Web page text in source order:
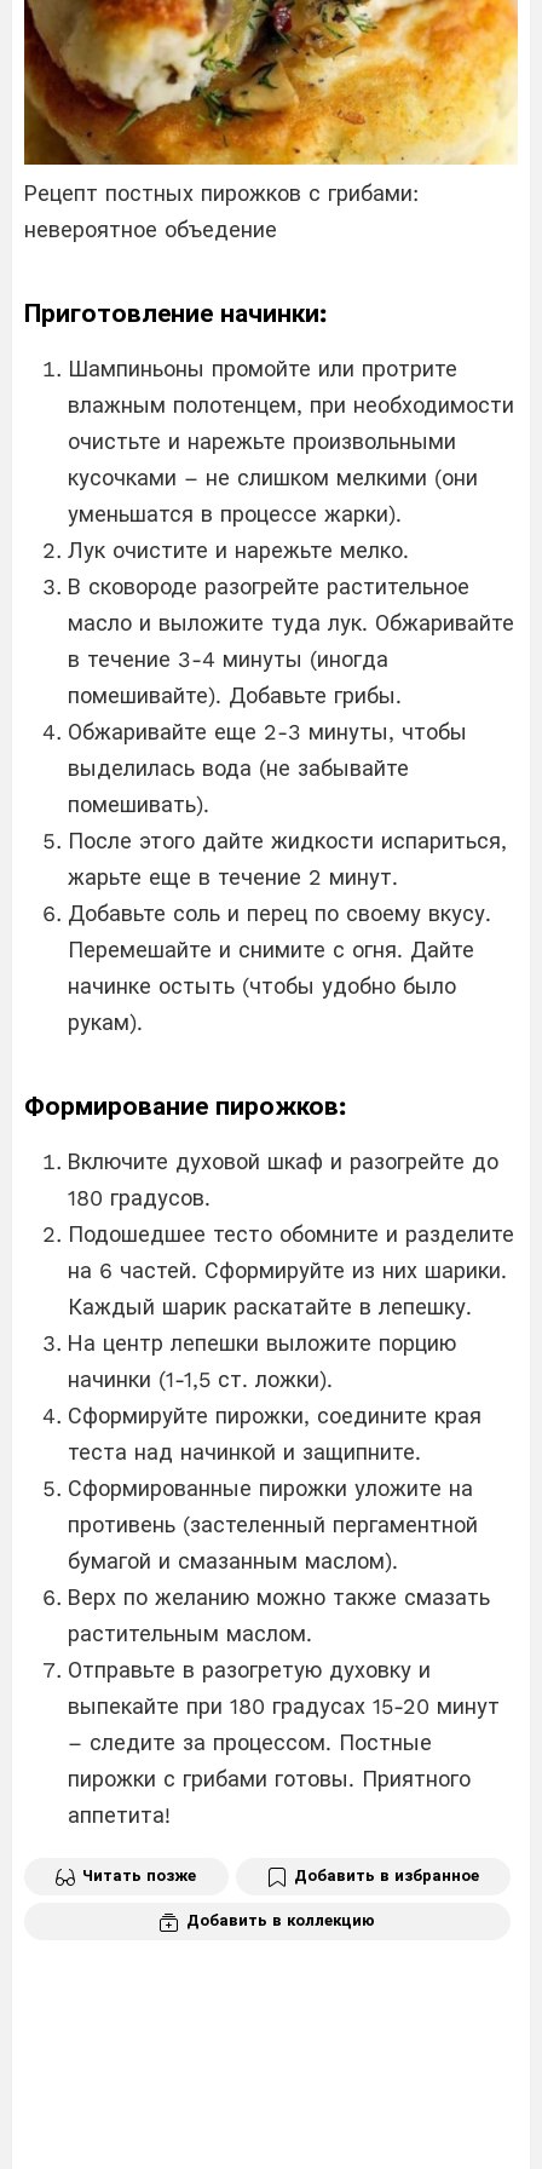
Рецепт постных пирожков с грибами:
невероятное объедение
Приготовление начинки:
Шампиньоны промойте или протрите
влажным полотенцем, при необходимости
очистьте и нарежьте произвольными
кусочками – не слишком мелкими (они
уменьшатся в процессе жарки).
Лук очистите и нарежьте мелко.
В сковороде разогрейте растительное
масло и выложите туда лук. Обжаривайте
в течение 3-4 минуты (иногда
помешивайте). Добавьте грибы.
Обжаривайте еще 2-3 минуты, чтобы
выделилась вода (не забывайте
помешивать).
После этого дайте жидкости испариться,
жарьте еще в течение 2 минут.
Добавьте соль и перец по своему вкусу.
Перемешайте и снимите с огня. Дайте
начинке остыть (чтобы удобно было
рукам).
Формирование пирожков:
Включите духовой шкаф и разогрейте до
180 градусов.
Подошедшее тесто обомните и разделите
на 6 частей. Сформируйте из них шарики.
Каждый шарик раскатайте в лепешку.
На центр лепешки выложите порцию
начинки (1-1,5 ст. ложки).
Сформируйте пирожки, соедините края
теста над начинкой и защипните.
Сформированные пирожки уложите на
противень (застеленный пергаментной
бумагой и смазанным маслом).
Верх по желанию можно также смазать
растительным маслом.
Отправьте в разогретую духовку и
выпекайте при 180 градусах 15-20 минут
– следите за процессом. Постные
пирожки с грибами готовы. Приятного
аппетита!
Читать позже Добавить в избранное
Добавить в коллекцию